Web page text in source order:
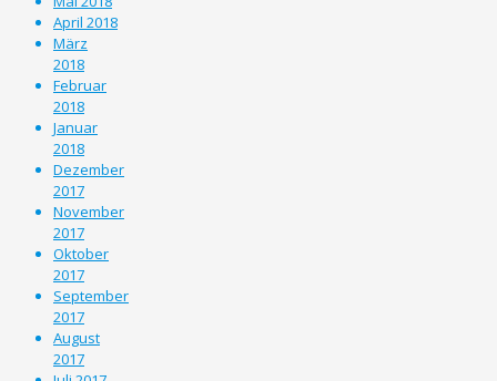
April 2018
März
2018
Februar
2018
Januar
2018
Dezember
2017
November
2017
Oktober
2017
September
2017
August
2017